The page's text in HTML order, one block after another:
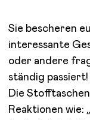
Sie bescheren
interessante
oder andere
ständig passiert!
Die
Reaktionen wie: